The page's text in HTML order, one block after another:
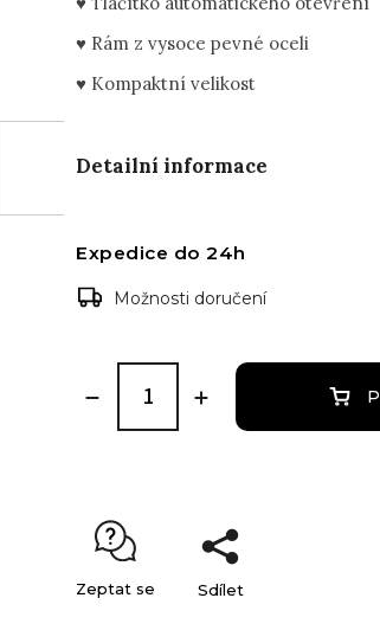
♥ Rám z vysoce pevné oceli
♥ Kompaktní velikost
Detailní informace
Expedice do 24h
Možnosti doručení
Zeptat se Sdílet